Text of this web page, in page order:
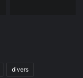
divers